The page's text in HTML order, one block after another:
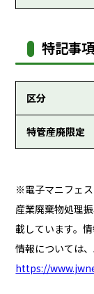
特記事項
区分
特管産廃限定
※電子マニフェ
産業廃棄物処理
載しています。
情報については
https://